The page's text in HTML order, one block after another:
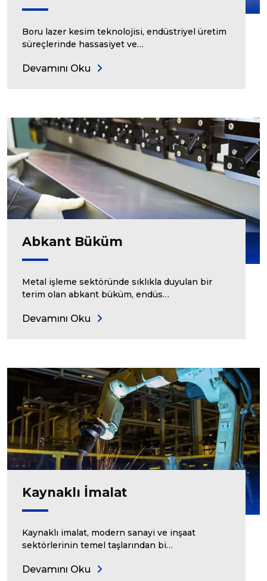
Boru lazer kesim teknolojisi, endüstriyel üretim
süreçlerinde hassasiyet ve…
Devamını Oku
Abkant Büküm
Metal işleme sektöründe sıklıkla duyulan bir
terim olan abkant büküm, endüs…
Devamını Oku
Kaynaklı İmalat
Kaynaklı imalat, modern sanayi ve inşaat
sektörlerinin temel taşlarından bi…
Devamını Oku